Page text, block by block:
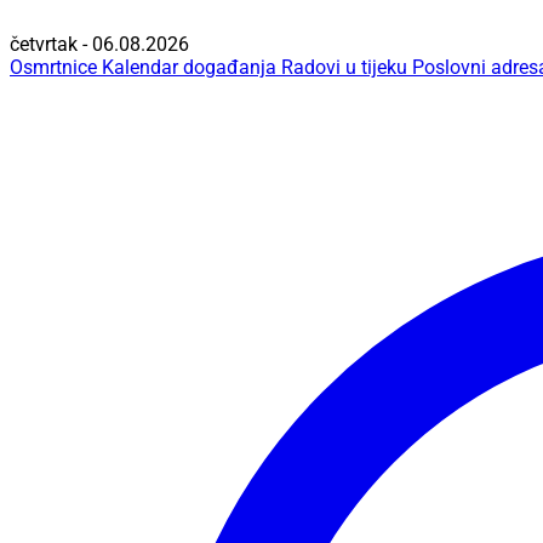
četvrtak - 06.08.2026
Osmrtnice Kalendar događanja Radovi u tijeku Poslovni